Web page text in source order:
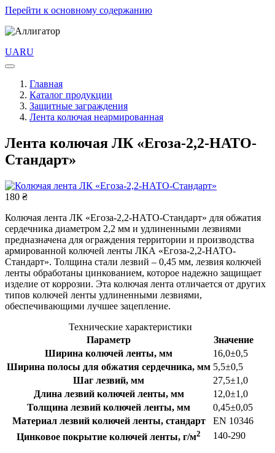
Перейти к основному содержанию
UARU
Главная
Каталог продукции
Защитные заграждения
Лента колючая неармированная
Лента колючая ЛК «Егоза-2,2-НАТО-
Стандарт»
180 ₴
Колючая лента ЛК «Егоза-2,2-НАТО-Стандарт» для обжатия
сердечника диаметром 2,2 мм и удлиненными лезвиями
предназначена для ограждения территории и производства
армированной колючей ленты ЛКА «Егоза-2,2-НАТО-
Стандарт». Толщина стали лезвий – 0,45 мм, лезвия колючей
ленты обработаны цинкованием, которое надежно защищает
изделие от коррозии. Эта колючая лента отличается от других
типов колючей ленты удлиненными лезвиями,
обеспечивающими лучшее зацепление.
Технические характеристики
Параметр
Значение
Ширина колючей ленты, мм
16,0±0,5
Ширина полосы для обжатия сердечника, мм 5,5±0,5
Шаг лезвий, мм
27,5±1,0
Длина лезвий колючей ленты, мм
12,0±1,0
Толщина лезвий колючей ленты, мм
0,45±0,05
Материал лезвий колючей ленты, стандарт
EN 10346
Цинковое покрытие колючей ленты, г/м2 140-290